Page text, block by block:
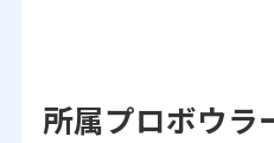
所属プロボウラ